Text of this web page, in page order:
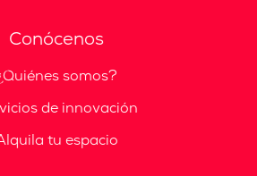
Conócenos
somos?
de innovación
tu espacio